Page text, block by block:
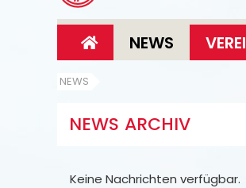
NEWS
NEWS
NEWS ARCHIV
Keine Nachrichten verfügbar.